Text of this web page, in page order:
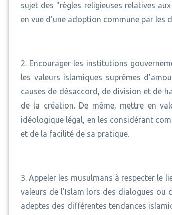
sujet des "règles religieuses relatives
en vue d'une adoption commune par les
2. Encourager les institutions
les valeurs islamiques suprêmes
causes de désaccord, de division et de
de la création. De même, mettre en
idéologique légal, en les considérant
et de la facilité de sa pratique.
3. Appeler les musulmans à respecter le
valeurs de l'Islam lors des dialogues ou
adeptes des différentes tendances